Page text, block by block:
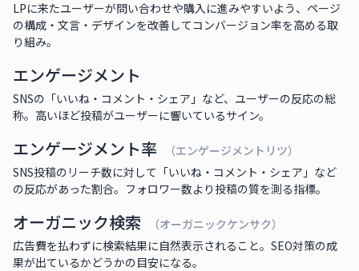
LPに来たユーザーが問い合わせや購入に進みやすいよう、ページ
の構成・文言・デザインを改善してコンバージョン率を高める取
り組み。
エンゲージメント
SNSの「いいね・コメント・シェア」など、ユーザーの反応の総
称。高いほど投稿がユーザーに響いているサイン。
エンゲージメント率
（エンゲージメントリツ）
SNS投稿のリーチ数に対して「いいね・コメント・シェア」など
の反応があった割合。フォロワー数より投稿の質を測る指標。
オーガニック検索
（オーガニックケンサク）
広告費を払わずに検索結果に自然表示されること。SEO対策の成
果が出ているかどうかの目安になる。